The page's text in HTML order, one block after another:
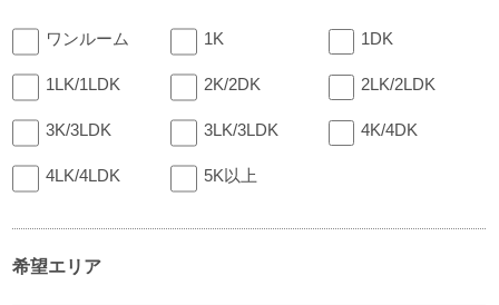
ワンルーム 1K 1DK
1LK/1LDK 2K/2DK 2LK/2LDK
3K/3LDK 3LK/3LDK 4K/4DK
4LK/4LDK 5K以上
希望エリア